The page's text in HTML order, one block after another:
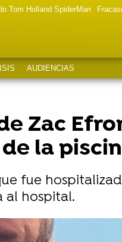
Tom Holland SpiderMan
AUDIENCIAS
Zac
la
fue
al hospital.